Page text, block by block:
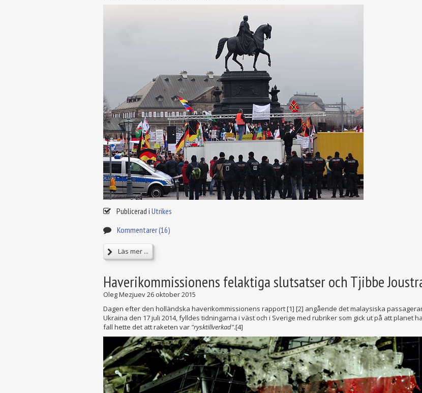
Publicerad i Utrikes
Kommentarer (16)
Läs mer ...
Haverikommissionens felaktiga slutsatser och Tjibbe
Oleg Mezjuev26 oktober 2015
Dagen efter den holländska haverikommissionens rapport [1] [2] angående det malaysiska
Ukraina den 17 juli 2014, fylldes tidningarna i väst och i Sverige med rubriker som gick ut på att planet
fall hette det att raketen var "rysktillverkad".[4]